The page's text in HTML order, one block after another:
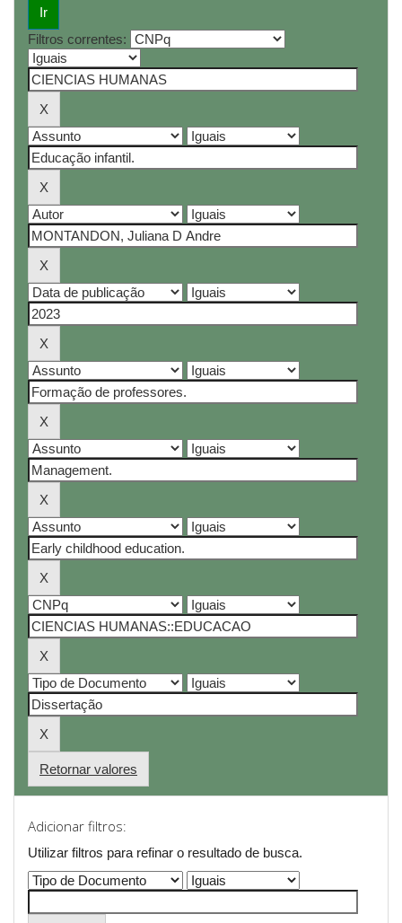
Filtros correntes:
Retornar valores
Adicionar filtros:
Utilizar filtros para refinar o resultado de busca.